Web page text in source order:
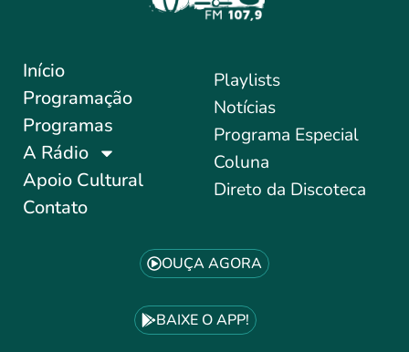
Início
Programação
Programas
A Rádio
Apoio Cultural
Contato
Playlists
Notícias
Programa Especial
Coluna
Direto da Discoteca
OUÇA AGORA
BAIXE O APP!